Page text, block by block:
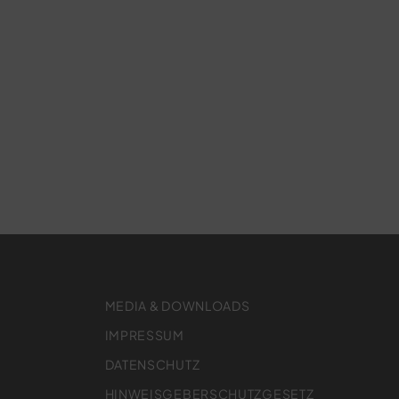
MEDIA & DOWNLOADS
IMPRESSUM
DATENSCHUTZ
HINWEISGEBERSCHUTZGESETZ